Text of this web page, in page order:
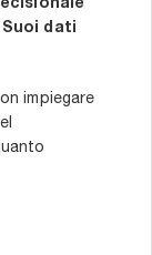
dati
impiegare